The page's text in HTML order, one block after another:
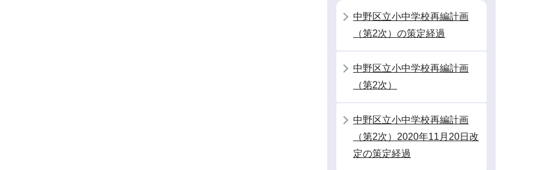
中野区立小中学校再編計画
（第2次）の策定経過
中野区立小中学校再編計画
（第2次）
中野区立小中学校再編計画
（第2次）2020年11月20日改
定の策定経過